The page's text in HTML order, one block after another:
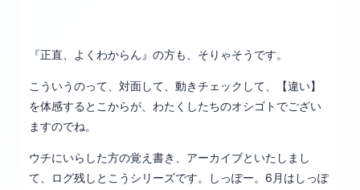
『正直、よくわからん』の方も、そりゃそうです。
こういうのって、対面して、動きチェックして、【違い】
を体感するとこからが、わたくしたちのオシゴトでござい
ますのでね。
ウチにいらした方の覚え書き、アーカイブといたしまし
て、ログ残しとこうシリーズです。しっぽー。6月はしっぽ